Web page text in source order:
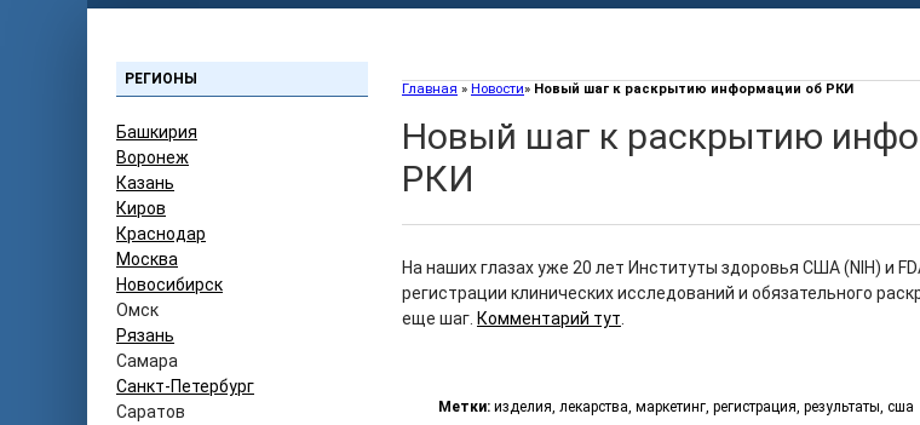
РЕГИОНЫ
Башкирия
Воронеж
Казань
Киров
Краснодар
Москва
Новосибирск
Омск
Рязань
Самара
Санкт-Петербург
Саратов
Главная » Новости» Новый шаг к раскрытию информации об РКИ
Новый шаг к раскрытию
РКИ
На наших глазах уже 20 лет Институты здоровья США (NIH) и
регистрации клинических исследований и обязательного
еще шаг. Комментарий тут
Метки: изделия, лекарства, маркетинг, регистрация, результаты, сша